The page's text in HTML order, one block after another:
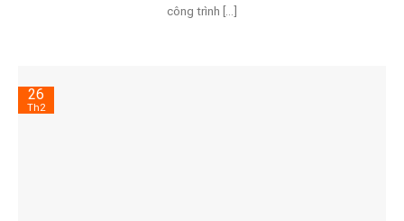
công trình [...]
26
Th2